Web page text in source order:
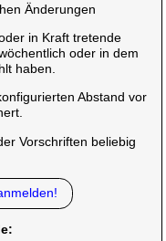
Änderungen
in Kraft tretende
oder in dem
haben.
Abstand vor
Vorschriften beliebig